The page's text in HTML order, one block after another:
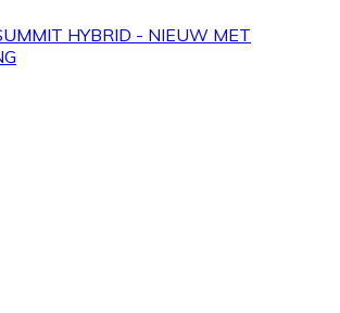
HYBRID - NIEUW MET